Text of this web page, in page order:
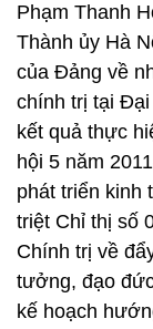
Phạm Thanh
Thành ủy Hà
của Đảng về
chính trị tại
kết quả thực
hội 5 năm
phát triển kinh
triệt Chỉ thị số
Chính trị về
tưởng, đạo
kế hoạch